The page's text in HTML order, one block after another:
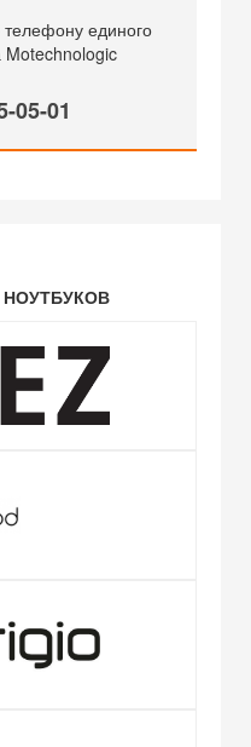
телефону единого
Motechnologic
05-01